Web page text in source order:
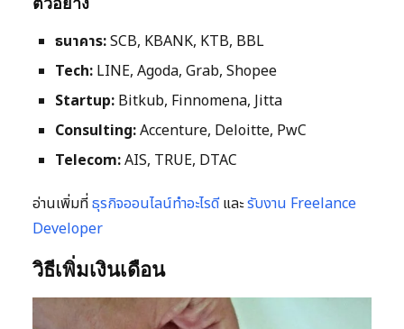
ธนาคาร:SCB, KBANK, KTB, BBL
Tech: LINE, Agoda, Grab, Shopee
Startup: Bitkub, Finnomena, Jitta
Consulting:Accenture, Deloitte, PwC
Telecom:AIS, TRUE, DTAC
อ่านเพิ่มที่ธุรกิจออนไลน์ทำอะไรดีและรับงาน Freelance
Developer
วิธีเพิ่มเงินเดือน